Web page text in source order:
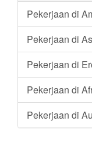
Pekerjaan di
Pekerjaan di
Pekerjaan di
Pekerjaan di
Pekerjaan di